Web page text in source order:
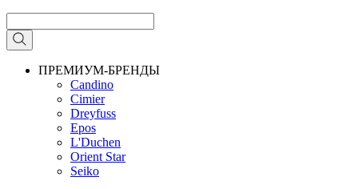
ПРЕМИУМ-БРЕНДЫ
Candino
Cimier
Dreyfuss
Epos
L'Duchen
Orient Star
Seiko